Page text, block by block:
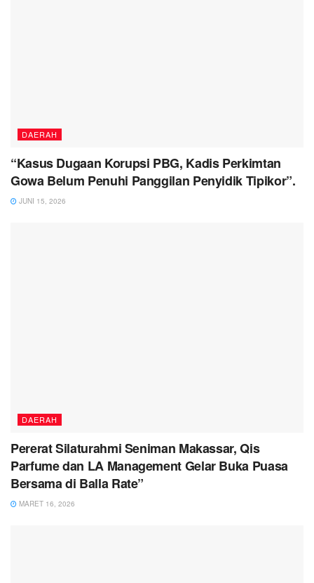
DAERAH
“Kasus Dugaan Korupsi PBG, Kadis Perkimtan
Gowa Belum Penuhi Panggilan Penyidik Tipikor”.
JUNI 15, 2026
DAERAH
Pererat Silaturahmi Seniman Makassar, Qis
Parfume dan LA Management Gelar Buka Puasa
Bersama di Balla Rate”
MARET 16, 2026